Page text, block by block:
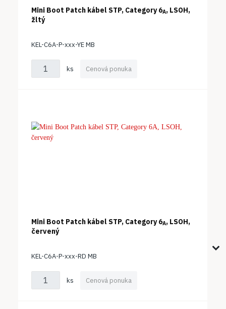
Mini Boot Patch kábel STP, Category 6A, LSOH,
žltý
KEL-C6A-P-xxx-YE MB
ks Cenová ponuka
Mini Boot Patch kábel STP, Category 6A, LSOH,
červený
KEL-C6A-P-xxx-RD MB
ks Cenová ponuka